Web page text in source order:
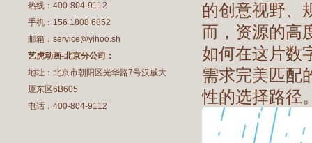
热线：400-804-9112
手机：156 1808 6852
邮箱：service@yihoo.sh
艺虎动画-北京分公司：
地址：北京市朝阳区光华路7号汉威大
厦东区6B605
电话：400-804-9112
的创意视野、
而，资源的高
如何在这片数
需求完美匹配
性的选择路径